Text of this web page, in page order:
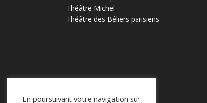
Théâtre Michel
Théâtre des Béliers parisiens
En poursuivant votre navigation sur